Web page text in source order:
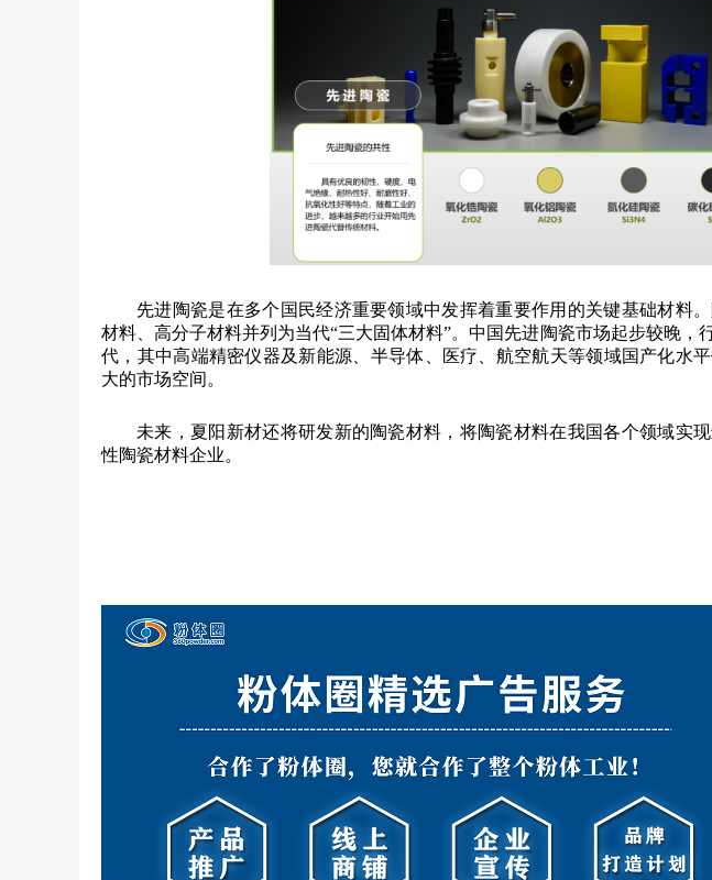
先进陶瓷是在多个国民经济重要领域中发挥着重要作用的关键基础材料
材料、高分子材料并列为当代“三大固体材料”。中国先进陶瓷市场起步较晚，
代，其中高端精密仪器及新能源、半导体、医疗、航空航天等领域国产化水
大的市场空间。
未来，夏阳新材还将研发新的陶瓷材料，将陶瓷材料在我国各个领域实
性陶瓷材料企业。